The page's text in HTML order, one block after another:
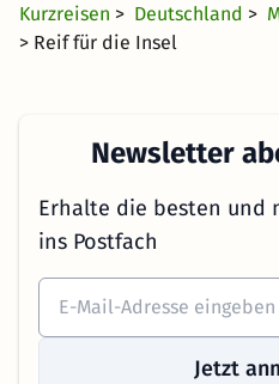
Kurzreisen > Deutschland >
> Reif für die Insel
Newsletter
Erhalte die besten und
ins Postfach
Jetzt